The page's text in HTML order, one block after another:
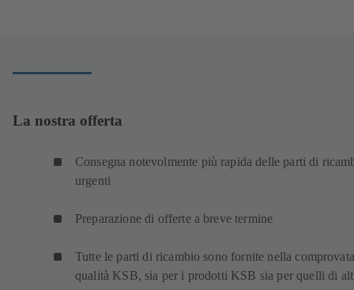
La nostra offerta
Consegna notevolmente più rapida delle parti di
urgenti
Preparazione di offerte a breve termine
Tutte le parti di ricambio sono fornite nella comprovata
qualità KSB, sia per i prodotti KSB sia per quelli di